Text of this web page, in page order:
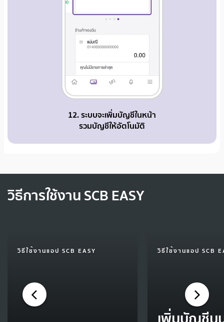
12. ระบบจะเพิ่มบัญชีในหน้า
รวมบัญชีให้อัตโนมัติ
วิธีการใช้งาน SCB EASY
วิธีใช้งานแอป SCB EASY วิธีใช้งานแอป SCB